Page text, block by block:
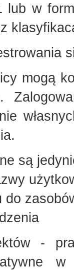
w
mogą
są
do
-